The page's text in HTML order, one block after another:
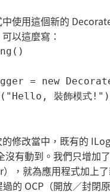
使用這個新的
以這麼寫：
= new
裝飾模式
修改當中，既有的
有動到。我們只增加
），就為應用程式加上
的 OCP（開放／封閉